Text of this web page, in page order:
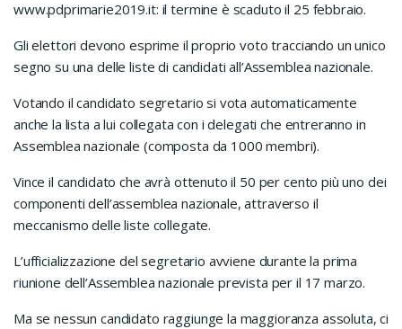
www.pdprimarie2019.it: il termine è scaduto il 25 febbraio.
Gli elettori devono esprime il proprio voto tracciando un unico
segno su una delle liste di candidati all’Assemblea nazionale.
Votando il candidato segretario si vota automaticamente
anche la lista a lui collegata con i delegati che entreranno in
Assemblea nazionale (composta da 1000 membri).
Vince il candidato che avrà ottenuto il 50 per cento più uno dei
componenti dell’assemblea nazionale, attraverso il
meccanismo delle liste collegate.
L’ufficializzazione del segretario avviene durante la prima
riunione dell’Assemblea nazionale prevista per il 17 marzo.
Ma se nessun candidato raggiunge la maggioranza assoluta, ci